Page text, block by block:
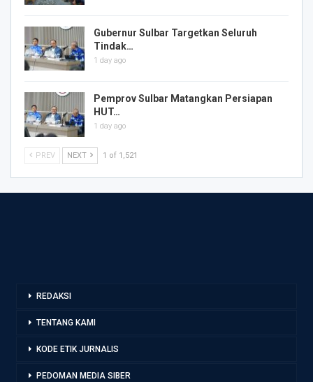
Gubernur Sulbar Targetkan Seluruh
Tindak…
1 day ago
Pemprov Sulbar Matangkan Persiapan
HUT…
1 day ago
PREV NEXT 1 of 1,521
REDAKSI
TENTANG KAMI
KODE ETIK JURNALIS
PEDOMAN MEDIA SIBER